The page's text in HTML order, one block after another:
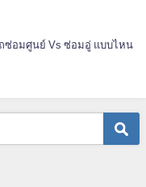
ซ่อมศูนย์ Vs ซ่อมอู่ แบบไหน